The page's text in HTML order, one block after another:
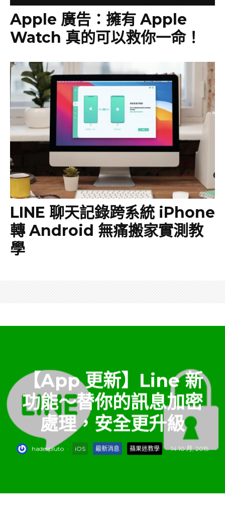
Apple 廣告：擁有 Apple
Watch 真的可以救你一命！
LINE 聊天記錄跨系統 iPhone
轉 Android 無痛搬家實測教
學
【App 更新】Line 新
功能～替你的訊息加密
處理，安全更升級
hadespluto · iOS 最新消息 蘋果迷教學 · 14 10 月, 2015